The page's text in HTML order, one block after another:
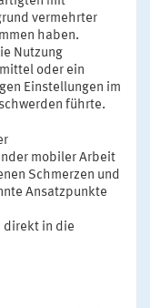
vermehrter
haben.
Nutzung
oder ein
Einstellungen im
führte.
mobiler Arbeit
Schmerzen und
Ansatzpunkte
direkt in die